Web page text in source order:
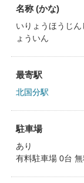
名称 (かな)
いりょうほうじ
ょういん
最寄駅
北国分駅
駐車場
あり
有料駐車場 0台